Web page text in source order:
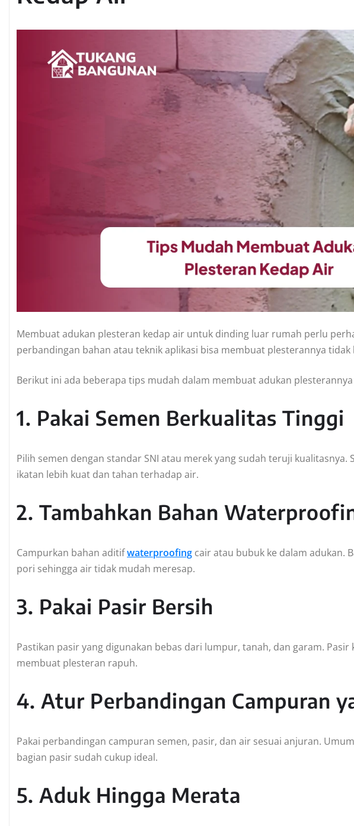
Membuat adukan plesteran kedap air untuk dinding luar rumah perlu
perbandingan bahan atau teknik aplikasi bisa membuat plesterannya tidak
Berikut ini ada beberapa tips mudah dalam membuat adukan
1. Pakai Semen Berkualitas Tinggi
Pilih semen dengan standar SNI atau merek yang sudah teruji kualitasnya.
ikatan lebih kuat dan tahan terhadap air.
2. Tambahkan Bahan
Campurkan bahan aditifwaterproofing cair atau bubuk ke dalam adukan.
pori sehingga air tidak mudah meresap.
3. Pakai Pasir Bersih
Pastikan pasir yang digunakan bebas dari lumpur, tanah, dan garam.
membuat plesteran rapuh.
4. Atur Perbandingan Campuran
Pakai perbandingan campuran semen, pasir, dan air sesuai anjuran.
bagian pasir sudah cukup ideal.
5. Aduk Hingga Merata